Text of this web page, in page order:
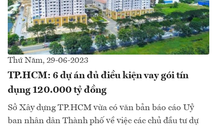
Thứ Năm, 29-06-2023
TP.HCM: 6 dự án đủ điều kiện vay gói tín
dụng 120.000 tỷ đồng
Sở Xây dựng TP.HCM vừa có văn bản báo cáo Uỷ
ban nhân dân Thành phố về việc các chủ đầu tư dự